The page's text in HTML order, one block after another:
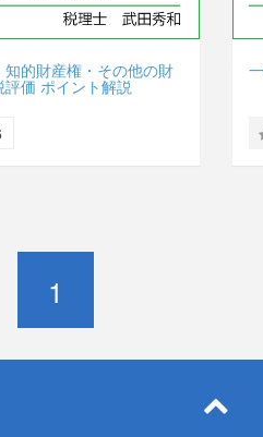
知的財産権・その他の財
評価 ポイント解説
1